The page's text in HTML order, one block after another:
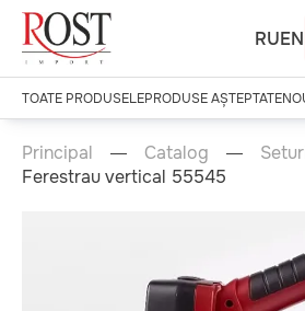
RUEN
TOATE PRODUSELEPRODUSE AȘTEPTATE
Principal Catalog
Ferestrau vertical 55545